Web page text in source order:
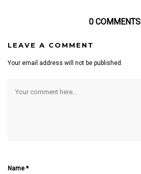
0 COMMENTS
LEAVE A COMMENT
Your email address will not be published.
Name *